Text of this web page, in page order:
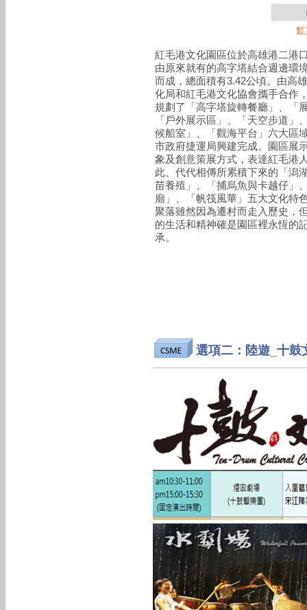
紅毛港文化園區位於高雄港二港
由原來就有的高字塔結合週邊環
而成，總面積有3.42公頃。由高
化局和紅毛港文化協會攜手合作
規劃了「高字塔旋轉餐廳」、「
「戶外展示區」、「天空步道」
候船室」、「觀海平台」六大區
市政府捷運局興建完成。園區展
象及創意策展方式，表達紅毛港
此、代代相傳所累積下來的「潟
苗養殖」、「捕烏魚與卡越仔」
廟」、「帆筏風華」五大文化特
聚落雖然因為遷村而走入歷史，
的生活和精神確是園區裡永恆的
承。
選項二：陸遊_十鼓